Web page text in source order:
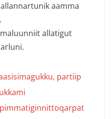
aamma
allatigut
partiip